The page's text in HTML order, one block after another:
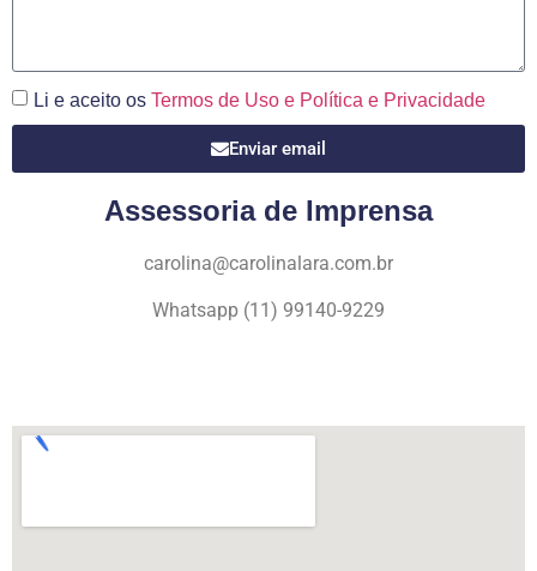
Li e aceito os Termos de Uso e Política e Privacidade
Enviar email
Assessoria de Imprensa
carolina@carolinalara.com.br
Whatsapp (11) 99140-9229